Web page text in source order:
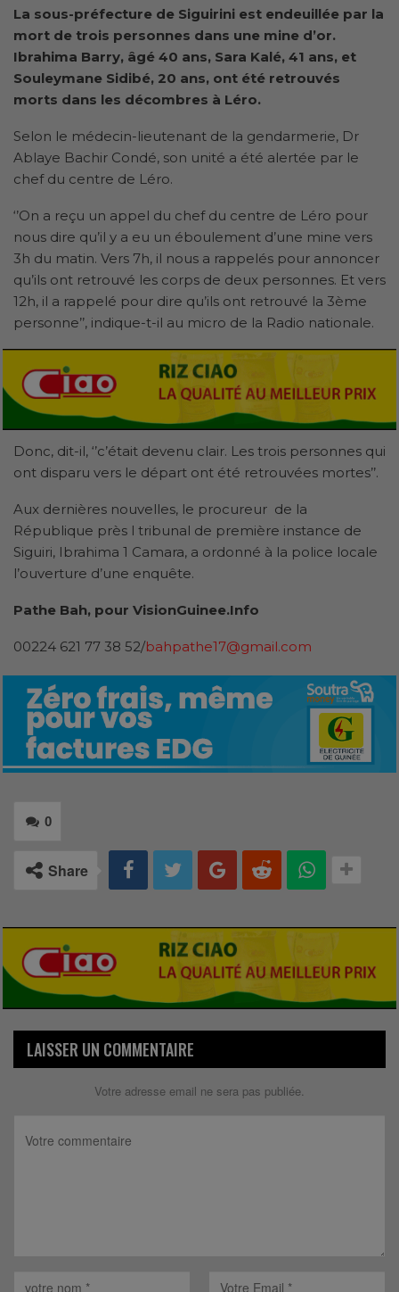
La sous-préfecture de Siguirini est endeuillée par la
mort de trois personnes dans une mine d’or.
Ibrahima Barry, âgé 40 ans, Sara Kalé, 41 ans, et
Souleymane Sidibé, 20 ans, ont été retrouvés
morts dans les décombres à Léro.
Selon le médecin-lieutenant de la gendarmerie, Dr
Ablaye Bachir Condé, son unité a été alertée par le
chef du centre de Léro.
‘’On a reçu un appel du chef du centre de Léro pour
nous dire qu’il y a eu un éboulement d’une mine vers
3h du matin. Vers 7h, il nous a rappelés pour annoncer
qu’ils ont retrouvé les corps de deux personnes. Et vers
12h, il a rappelé pour dire qu’ils ont retrouvé la 3ème
personne’’, indique-t-il au micro de la Radio nationale.
Donc, dit-il, ‘’c’était devenu clair. Les trois personnes qui
ont disparu vers le départ ont été retrouvées mortes’’.
Aux dernières nouvelles, le procureur de la
République près l tribunal de première instance de
Siguiri, Ibrahima 1 Camara, a ordonné à la police locale
l’ouverture d’une enquête.
Pathe Bah, pour VisionGuinee.Info
00224 621 77 38 52/bahpathe17@gmail.com
0
Share
LAISSER UN COMMENTAIRE
Votre adresse email ne sera pas publiée.